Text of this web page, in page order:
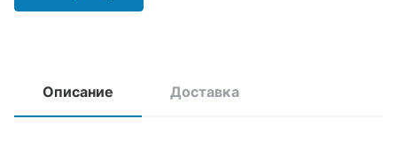
Описание Доставка